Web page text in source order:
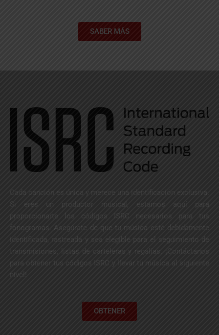
SABER MÁS
Cada canción es única y merece una identificación exclusiva.
Si eres un productor musical, estamos aquí para
proporcionarte los códigos ISRC necesarios para tus
fonogramas. Asegúrate de que tu música esté debidamente
identificada, rastreada y sea elegible para el seguimiento de
transmisiones, listas de carteleras y regalías. ¡Contáctanos
para obtener tus códigos ISRC y llevar tu música al siguiente
nivel!
OBTENER